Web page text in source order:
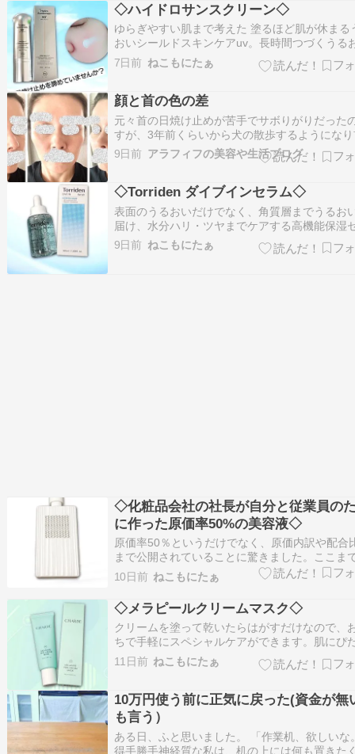
朝のスキンケアをした後に、肌がすっきり…
◇ハイドロサンスクリーン◇
ゆらぎやすい肌まで考えた 塗るほど肌が休まる
おいシールドスキンケアuv。長時間つづくうる
と整肌ケアで、日中の刺激を受けやすい肌を快
状態へ整えるサンスクリーン。 美容施術後は日
れやすいやさしい使い心地なのが印象的でした
7日前 ねこもにたぁ
顔と首の色の差
元々首の日焼け止めが苦手でサボりがりだった
すが、3年前くらいから犬の散歩するようにな
けっこう焼けてしまうようになった。顔は白い
首は茶色くて、まるで顔だけファンデ厚塗りの
と同等に毎朝必ず日焼けどめを塗るようにして
9日前 アラフィフの美容や生活ブログ
◇Torriden ダイブインセラム◇
表面のうるおいだけでなく、角質層までうるお
届け、水分ハリ・ツヤまでケアする高機能保湿
ム。 洗顔→化粧水の後にスポイトでダイブイン
ムを取り、顔全体へやさしくなじませて使って
9日前 ねこもにたぁ
◇化粧品会社の社長が自分と従業員の
に作った原価率50%の美容液◇
原価率50％というだけでなく、原価内訳や配合
まで公開されていることに驚きました。ここま
報を公開している美容液は珍しく、成分にこだ
たい方にもわかりやすいと思います。実際に使
みると、なめらかなテクスチャーで肌になじま
すく、ベタつきにくい使用感でした。しっとり
う…
10日前 ねこもにたぁ
◇メラピールクリームマスク◇
クリームを塗って乾いたらはがすだけなので、
ちで手軽にスペシャルケアができます。肌にぴ
と密着するので、ケアしている時間も楽しめま
た。はがした後は、肌がなめらかに整ったよう
地よく使えました。 週に数回のケアとして取り
や…
11日前 ねこもにたぁ
10万円使う前に正気に戻った(資金が無
も言う）
ある日、ふと思いました。 「作業机、欲しいな
得手勝手神経質な私は、机の上には何も置きた